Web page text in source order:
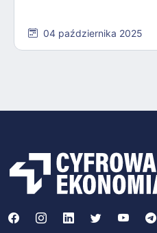
04 października 2025